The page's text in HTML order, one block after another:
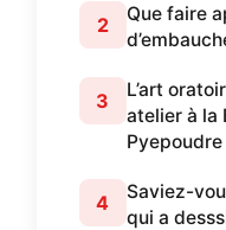
2
Que faire
3
L’art
atelier à la
Pyepoudre
4
Saviez-
qui a